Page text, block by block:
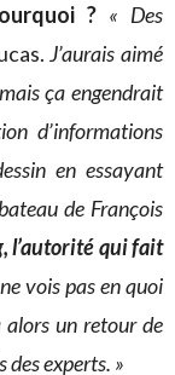
? « Des
J’aurais aimé
ça engendrait
d’informations
en essayant
de François
l’autorité qui fait
vois pas en quoi
alors un retour de
experts. »